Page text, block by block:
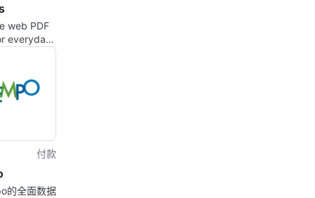
web PDF
everyday
tasks
付款
的全面数据